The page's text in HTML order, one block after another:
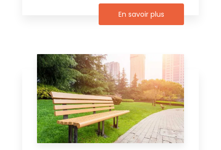
En savoir plus